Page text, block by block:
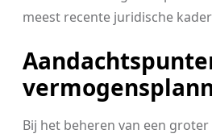
meest recente juridische
Bij het beheren van een